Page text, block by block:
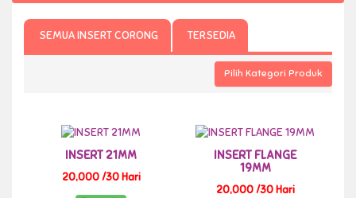
SEMUA INSERT CORONG TERSEDIA
Pilih Kategori Produk
INSERT 21MM
20,000 /30 Hari
INSERT FLANGE
19MM
20,000 /30 Hari